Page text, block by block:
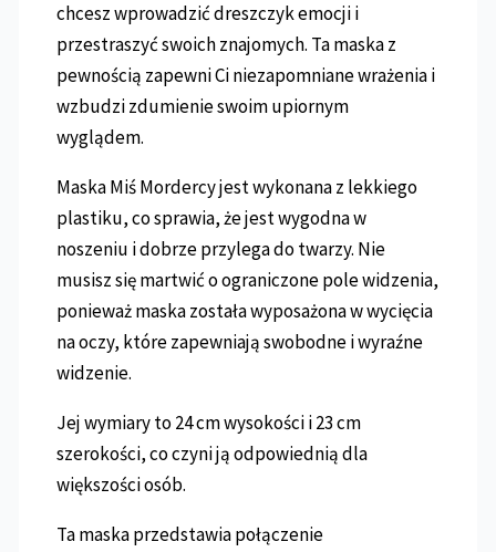
chcesz wprowadzić dreszczyk emocji i
przestraszyć swoich znajomych. Ta maska z
pewnością zapewni Ci niezapomniane wrażenia i
wzbudzi zdumienie swoim upiornym
wyglądem.
Maska Miś Mordercy jest wykonana z lekkiego
plastiku, co sprawia, że jest wygodna w
noszeniu i dobrze przylega do twarzy. Nie
musisz się martwić o ograniczone pole widzenia,
ponieważ maska została wyposażona w wycięcia
na oczy, które zapewniają swobodne i wyraźne
widzenie.
Jej wymiary to 24 cm wysokości i 23 cm
szerokości, co czyni ją odpowiednią dla
większości osób.
Ta maska przedstawia połączenie